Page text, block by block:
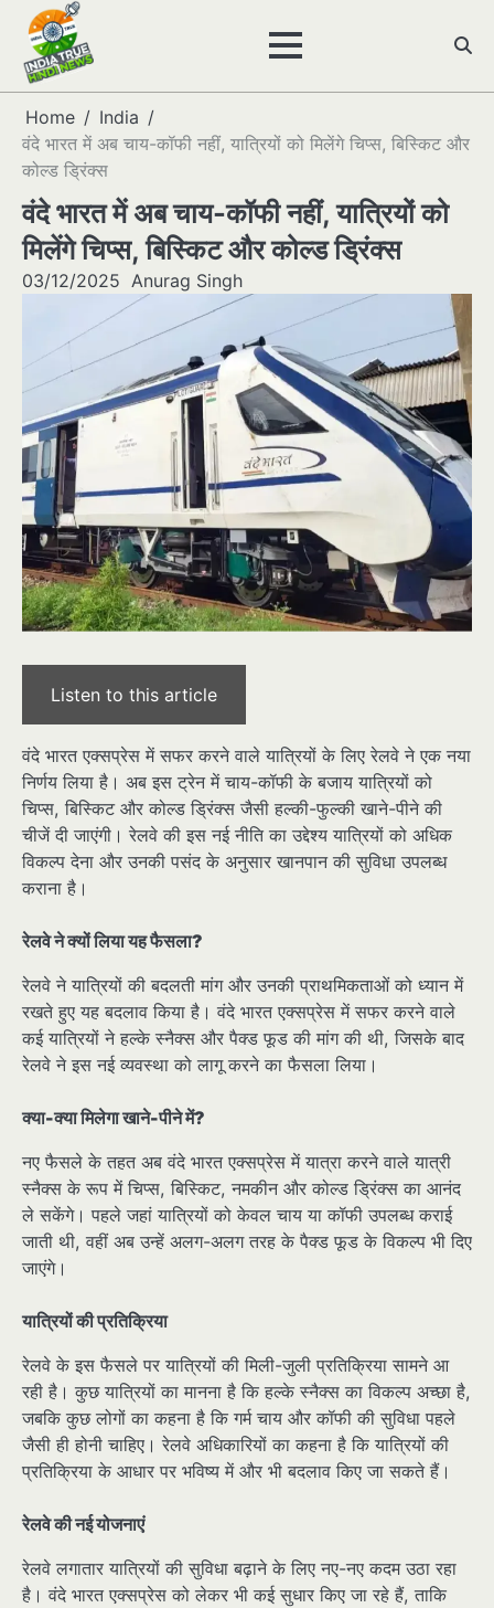
Skip
content
Home
India
वंदे भारत में अब चाय-कॉफी नहीं, यात्रियों को मिलेंगे चिप्स, बिस्किट और
कोल्ड ड्रिंक्स
वंदे भारत में अब चाय-कॉफी नहीं, यात्रियों को
मिलेंगे चिप्स, बिस्किट और कोल्ड ड्रिंक्स
03/12/2025 Anurag Singh
Listen to this article
वंदे भारत एक्सप्रेस में सफर करने वाले यात्रियों के लिए रेलवे ने एक नया
निर्णय लिया है। अब इस ट्रेन में चाय-कॉफी के बजाय यात्रियों को
चिप्स, बिस्किट और कोल्ड ड्रिंक्स जैसी हल्की-फुल्की खाने-पीने की
चीजें दी जाएंगी। रेलवे की इस नई नीति का उद्देश्य यात्रियों को अधिक
विकल्प देना और उनकी पसंद के अनुसार खानपान की सुविधा उपलब्ध
कराना है।
रेलवे ने क्यों लिया यह फैसला?
रेलवे ने यात्रियों की बदलती मांग और उनकी प्राथमिकताओं को ध्यान में
रखते हुए यह बदलाव किया है। वंदे भारत एक्सप्रेस में सफर करने वाले
कई यात्रियों ने हल्के स्नैक्स और पैक्ड फूड की मांग की थी, जिसके बाद
रेलवे ने इस नई व्यवस्था को लागू करने का फैसला लिया।
क्या-क्या मिलेगा खाने-पीने में?
नए फैसले के तहत अब वंदे भारत एक्सप्रेस में यात्रा करने वाले यात्री
स्नैक्स के रूप में चिप्स, बिस्किट, नमकीन और कोल्ड ड्रिंक्स का आनंद
ले सकेंगे। पहले जहां यात्रियों को केवल चाय या कॉफी उपलब्ध कराई
जाती थी, वहीं अब उन्हें अलग-अलग तरह के पैक्ड फूड के विकल्प भी दिए
जाएंगे।
यात्रियों की प्रतिक्रिया
रेलवे के इस फैसले पर यात्रियों की मिली-जुली प्रतिक्रिया सामने आ
रही है। कुछ यात्रियों का मानना है कि हल्के स्नैक्स का विकल्प अच्छा है,
जबकि कुछ लोगों का कहना है कि गर्म चाय और कॉफी की सुविधा पहले
जैसी ही होनी चाहिए। रेलवे अधिकारियों का कहना है कि यात्रियों की
प्रतिक्रिया के आधार पर भविष्य में और भी बदलाव किए जा सकते हैं।
रेलवे की नई योजनाएं
रेलवे लगातार यात्रियों की सुविधा बढ़ाने के लिए नए-नए कदम उठा रहा
है। वंदे भारत एक्सप्रेस को लेकर भी कई सुधार किए जा रहे हैं, ताकि